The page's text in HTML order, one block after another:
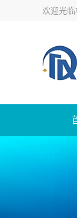
欢迎光临